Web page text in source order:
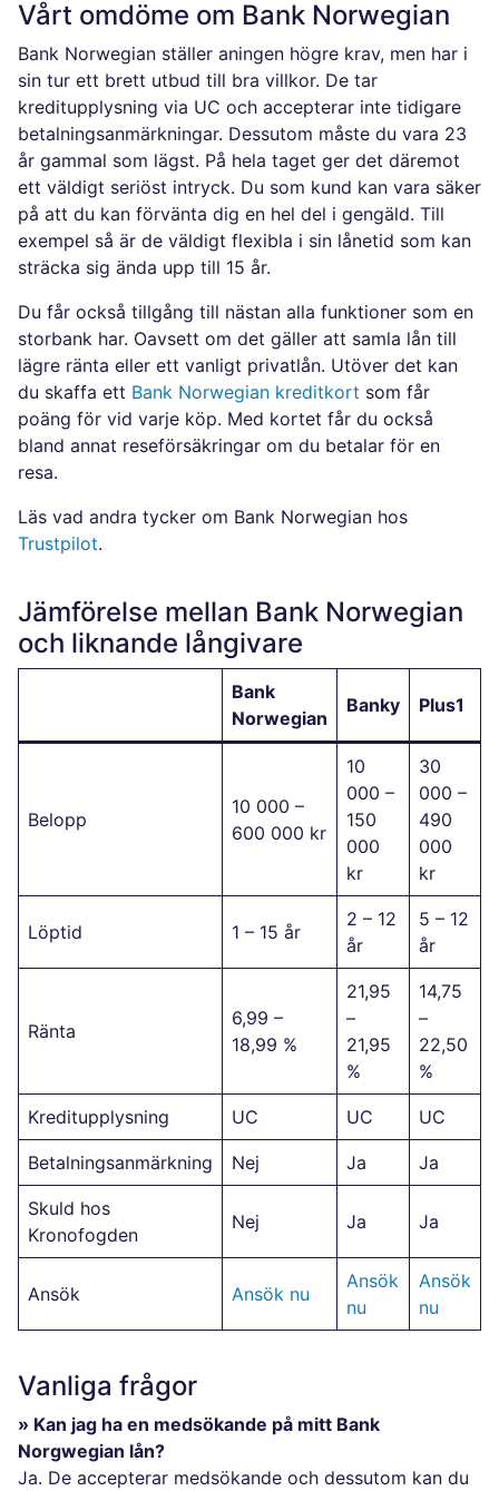
Vårt omdöme om Bank Norwegian
Bank Norwegian ställer aningen högre krav, men har i
sin tur ett brett utbud till bra villkor. De tar
kreditupplysning via UC och accepterar inte tidigare
betalningsanmärkningar. Dessutom måste du vara 23
år gammal som lägst. På hela taget ger det däremot
ett väldigt seriöst intryck. Du som kund kan vara säker
på att du kan förvänta dig en hel del i gengäld. Till
exempel så är de väldigt flexibla i sin lånetid som kan
sträcka sig ända upp till 15 år.
Du får också tillgång till nästan alla funktioner som en
storbank har. Oavsett om det gäller att samla lån till
lägre ränta eller ett vanligt privatlån. Utöver det kan
du skaffa ett Bank Norwegian kreditkort som får
poäng för vid varje köp. Med kortet får du också
bland annat reseförsäkringar om du betalar för en
resa.
Läs vad andra tycker om Bank Norwegian hos
Trustpilot.
Jämförelse mellan Bank Norwegian
och liknande långivare
Bank
Norwegian
Banky Plus1
Belopp
10 000 –
600 000 kr
10
000 –
150
000
kr
30
000 –
490
000
kr
Löptid 1 – 15 år
2 – 12
år
5 – 12
år
Ränta
6,99 –
18,99 %
21,95
–
21,95
%
14,75
–
22,50
%
Kreditupplysning UC UC UC
Betalningsanmärkning Nej Ja Ja
Skuld hos
Kronofogden
Nej Ja Ja
Ansök Ansök nu
Ansök
nu
Ansök
nu
Vanliga frågor
» Kan jag ha en medsökande på mitt Bank
Norgwegian lån?
Ja. De accepterar medsökande och dessutom kan du